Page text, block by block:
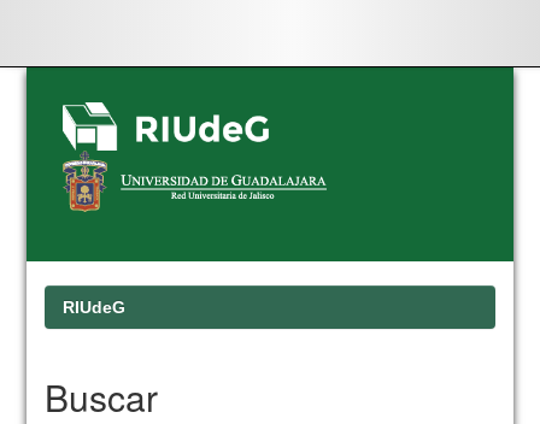
Skip
navigation
RIUdeG
Buscar